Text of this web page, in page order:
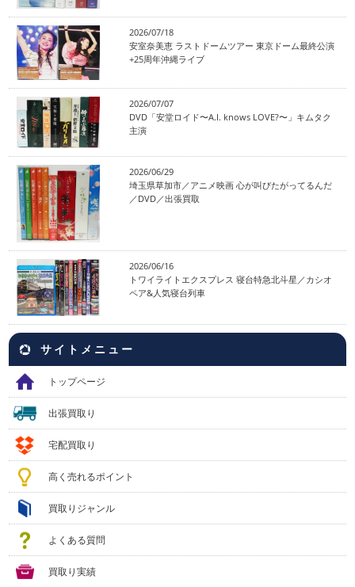
2026/07/18
安室奈美恵 ラストドームツアー 東京ドーム最終公演
+25周年沖縄ライブ
2026/07/07
DVD「安堂ロイド〜A.I. knows LOVE?〜」キムタク
主演
2026/06/29
埼玉県草加市／アニメ映画 心が叫びたがってるんだ
／DVD／出張買取
2026/06/16
トワイライトエクスプレス 寝台特急北斗星／カシオ
ペア&人気寝台列車
サイトメニュー
トップページ
出張買取り
宅配買取り
高く売れるポイント
買取りジャンル
よくある質問
買取り実績